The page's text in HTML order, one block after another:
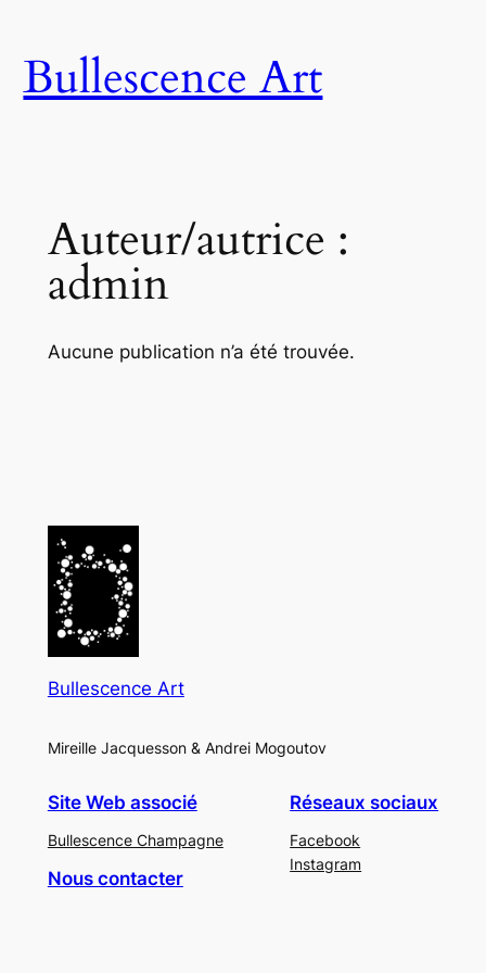
contenu
Bullescence Art
Auteur/autrice :
admin
Aucune publication n’a été trouvée.
Bullescence Art
Mireille Jacquesson & Andrei Mogoutov
Site Web associé
Bullescence Champagne
Nous contacter
Réseaux sociaux
Facebook
Instagram